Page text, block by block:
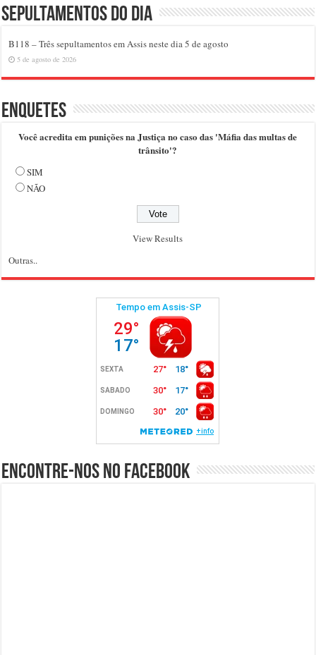
Sepultamentos do dia
B118 – Três sepultamentos em Assis neste dia 5 de agosto
5 de agosto de 2026
Enquetes
Você acredita em punições na Justiça no caso das 'Máfia das multas de
trânsito'?
SIM
NÃO
View Results
Outras..
Encontre-nos no Facebook